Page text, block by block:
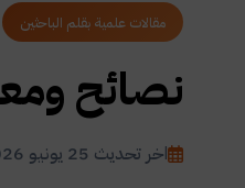
مقالات علمية بقلم الباحثين
نصائح
اخر تحديث 25 يونيو 2026